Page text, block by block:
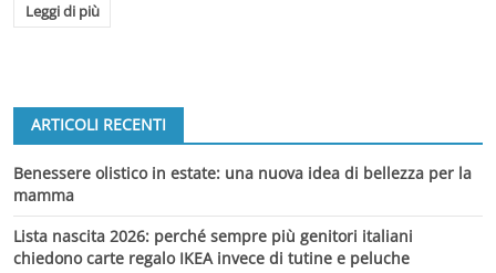
Leggi di più
ARTICOLI RECENTI
Benessere olistico in estate: una nuova idea di bellezza per la
mamma
Lista nascita 2026: perché sempre più genitori italiani
chiedono carte regalo IKEA invece di tutine e peluche